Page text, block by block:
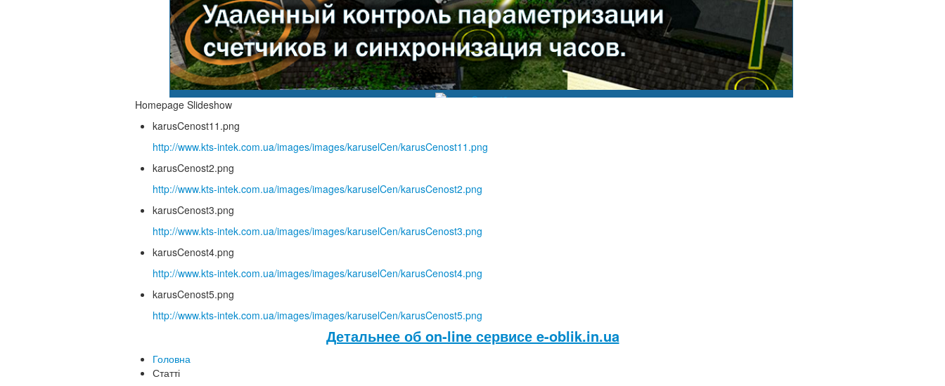
Homepage Slideshow
karusCenost11.png
http://www.kts-intek.com.ua/images/images/karuselCen/karusCenost11.png
karusCenost2.png
http://www.kts-intek.com.ua/images/images/karuselCen/karusCenost2.png
karusCenost3.png
http://www.kts-intek.com.ua/images/images/karuselCen/karusCenost3.png
karusCenost4.png
http://www.kts-intek.com.ua/images/images/karuselCen/karusCenost4.png
karusCenost5.png
http://www.kts-intek.com.ua/images/images/karuselCen/karusCenost5.png
Детальнее об on-line сервисе e-oblik.in.ua
Головна
Статті